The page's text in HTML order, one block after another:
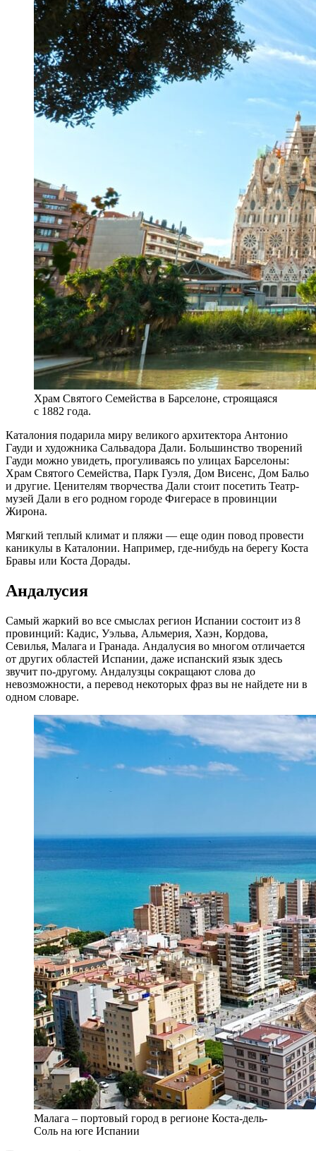
Храм Святого Семейства в Барселоне, строящаяся
с 1882 года.
Каталония подарила миру великого архитектора Антонио
Гауди и художника Сальвадора Дали. Большинство творений
Гауди можно увидеть, прогуливаясь по улицах Барселоны:
Храм Святого Семейства, Парк Гуэля, Дом Висенс, Дом Бальо
и другие. Ценителям творчества Дали стоит посетить Театр-
музей Дали в его родном городе Фигерасе в провинции
Жирона.
Мягкий теплый климат и пляжи — еще один повод провести
каникулы в Каталонии. Например, где-нибудь на берегу Коста
Бравы или Коста Дорады.
Андалусия
Самый жаркий во все смыслах регион Испании состоит из 8
провинций: Кадис, Уэльва, Альмерия, Хаэн, Кордова,
Севилья, Малага и Гранада. Андалусия во многом отличается
от других областей Испании, даже испанский язык здесь
звучит по-другому. Андалузцы сокращают слова до
невозможности, а перевод некоторых фраз вы не найдете ни в
одном словаре.
Малага – портовый город в регионе Коста-дель-
Соль на юге Испании